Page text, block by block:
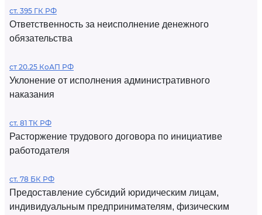
ст. 395 ГК РФ
Ответственность за неисполнение денежного
обязательства
ст 20.25 КоАП РФ
Уклонение от исполнения административного
наказания
ст. 81 ТК РФ
Расторжение трудового договора по инициативе
работодателя
ст. 78 БК РФ
Предоставление субсидий юридическим лицам,
индивидуальным предпринимателям, физическим